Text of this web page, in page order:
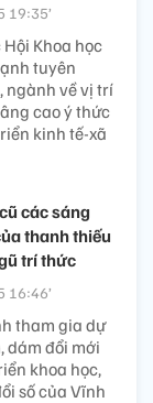
19:35’
Khoa học
tuyên
ngành về vị trí
cao ý thức
kinh tế-xã
các sáng
thanh thiếu
trí thức
16:46’
tham gia dự
dám đổi mới
khoa học,
số của Vĩnh